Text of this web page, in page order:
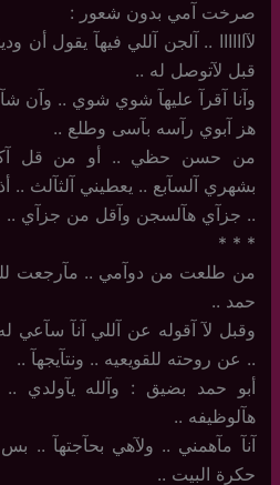
صرخت آمي بدون شعور :
لآاااااا .. آلجن آللي فيهآ يقول أن
قبل لآتوصل له ..
وآنا آقرآ عليهآ شوي شوي .. وآن
هز آبوي رآسه بآسى وطلع ..
من حسن حظي .. أو من قل
بشهري آلسآبع .. يعطيني آلثآلث ..
.. جزآي هآلسجن وآقل من جزآي ..
‏*‏ * *
من طلعت من دوآمي .. مآرجعت
حمد ..
وقبل لآ آقوله عن آللي آنآ سآعي
.. عن روحته للقويعيه .. ونتآيجهآ ..
أبو حمد بضيق : وآلله يآولدي
هآلوظيفه ..
آنآ مآهمني .. ولآهي بحآجتهآ ..
حكرة البيت ..